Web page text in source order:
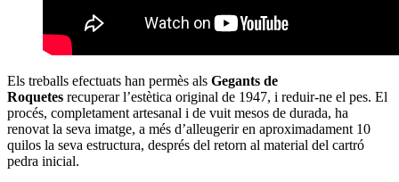
Els treballs efectuats han permès als Gegants de
Roquetes recuperar l’estètica original de 1947, i reduir-ne el pes. El
procés, completament artesanal i de vuit mesos de durada, ha
renovat la seva imatge, a més d’alleugerir en aproximadament 10
quilos la seva estructura, després del retorn al material del cartró
pedra inicial.